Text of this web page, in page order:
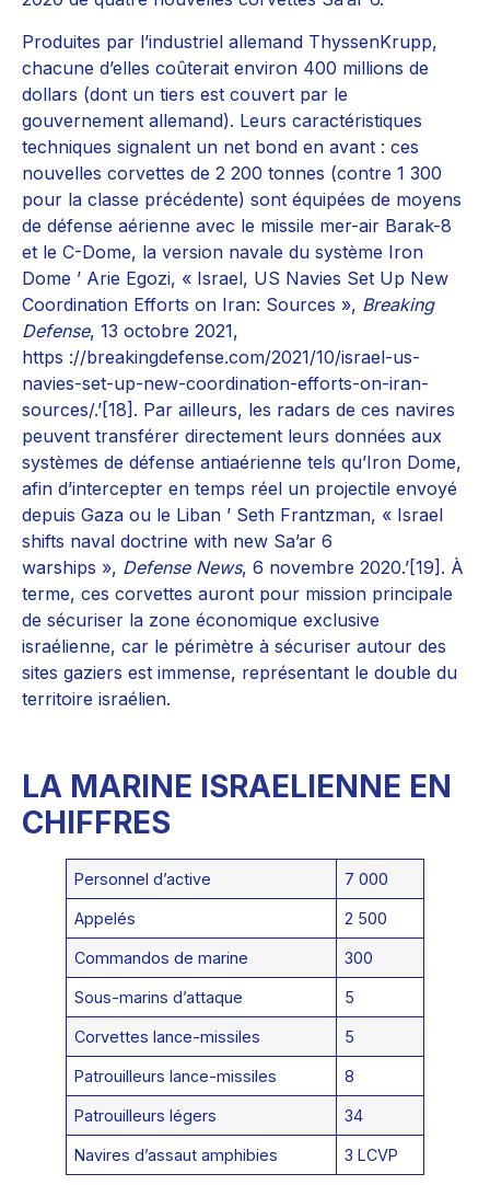
Produites par l’industriel allemand ThyssenKrupp,
chacune d’elles coûterait environ 400 millions de
dollars (dont un tiers est couvert par le
gouvernement allemand). Leurs caractéristiques
techniques signalent un net bond en avant : ces
nouvelles corvettes de 2 200 tonnes (contre 1 300
pour la classe précédente) sont équipées de moyens
de défense aérienne avec le missile mer-air Barak-8
et le C-Dome, la version navale du système Iron
Dome ’ Arie Egozi, « Israel, US Navies Set Up New
Coordination Efforts on Iran: Sources », Breaking
Defense, 13 octobre 2021,
https ://breakingdefense.com/2021/10/israel-us-
navies-set-up-new-coordination-efforts-on-iran-
sources/.’[18]. Par ailleurs, les radars de ces navires
peuvent transférer directement leurs données aux
systèmes de défense antiaérienne tels qu’Iron Dome,
afin d’intercepter en temps réel un projectile envoyé
depuis Gaza ou le Liban ’ Seth Frantzman, « Israel
shifts naval doctrine with new Sa’ar 6
warships », Defense News, 6 novembre 2020.’[19]. À
terme, ces corvettes auront pour mission principale
de sécuriser la zone économique exclusive
israélienne, car le périmètre à sécuriser autour des
sites gaziers est immense, représentant le double du
territoire israélien.
LA MARINE ISRAELIENNE EN
CHIFFRES
Personnel d’active 7 000
Appelés 2 500
Commandos de marine 300
Sous-marins d’attaque 5
Corvettes lance-missiles 5
Patrouilleurs lance-missiles 8
Patrouilleurs légers 34
Navires d’assaut amphibies 3 LCVP